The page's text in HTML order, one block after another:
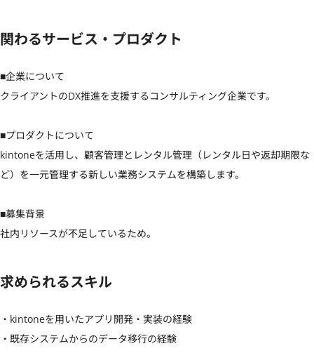
関わるサービス・プロダクト
■企業について
クライアントのDX推進を支援するコンサルティング企業です。
■プロダクトについて
kintoneを活用し、顧客管理とレンタル管理（レンタル日や返却期限な
ど）を一元管理する新しい業務システムを構築します。
■募集背景
社内リソースが不足しているため。
求められるスキル
・kintoneを用いたアプリ開発・実装の経験
・既存システムからのデータ移行の経験